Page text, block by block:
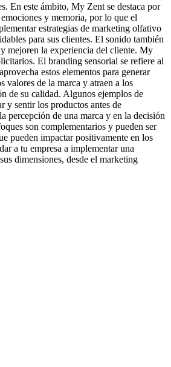
En este ámbito, My Zent se destaca por
y memoria, por lo que el
estrategias de marketing olfativo
para sus clientes. El sonido también
mejoren la experiencia del cliente. My
El branding sensorial se refiere al
estos elementos para generar
valores de la marca y atraen a los
de su calidad. Algunos ejemplos de
y sentir los productos antes de
percepción de una marca y en la decisión
son complementarios y pueden ser
pueden impactar positivamente en los
a tu empresa a implementar una
dimensiones, desde el marketing